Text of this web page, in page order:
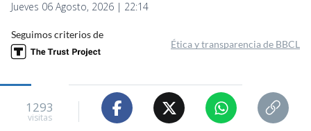
Jueves 06 Agosto, 2026 | 22:14
Seguimos criterios de
Ética y transparencia de BBCL
1293
visitas